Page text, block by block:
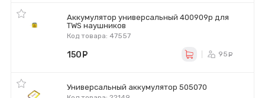
Аккумулятор универсальный 400909p для
TWS наушников
Код товара: 47557
150 95
Универсальный аккумулятор 505070